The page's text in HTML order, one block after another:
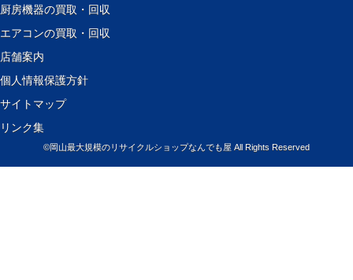
厨房機器の買取・回収
エアコンの買取・回収
店舗案内
個人情報保護方針
サイトマップ
リンク集
©岡山最大規模のリサイクルショップなんでも屋 All Rights Reserved